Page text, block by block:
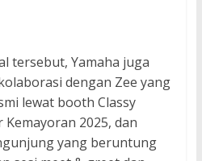
tersebut, Yamaha juga
dengan Zee yang
lewat booth Classy
Kemayoran 2025, dan
yang beruntung